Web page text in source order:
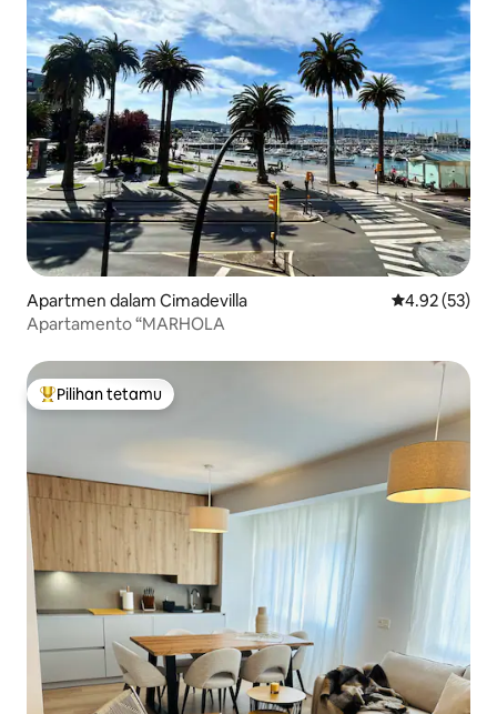
Apartmen dalam Cimadevilla Penarafan
4.92 (53)
Apartamento “MARHOLA
Pilihan utama tetamu
Pilihan tetamu